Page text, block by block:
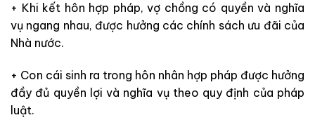
+ Khi kết hôn hợp pháp, vợ chồng có quyền và nghĩa
vụ ngang nhau, được hưởng các chính sách ưu đãi của
Nhà nước.
+ Con cái sinh ra trong hôn nhân hợp pháp được hưởng
đầy đủ quyền lợi và nghĩa vụ theo quy định của pháp
luật.